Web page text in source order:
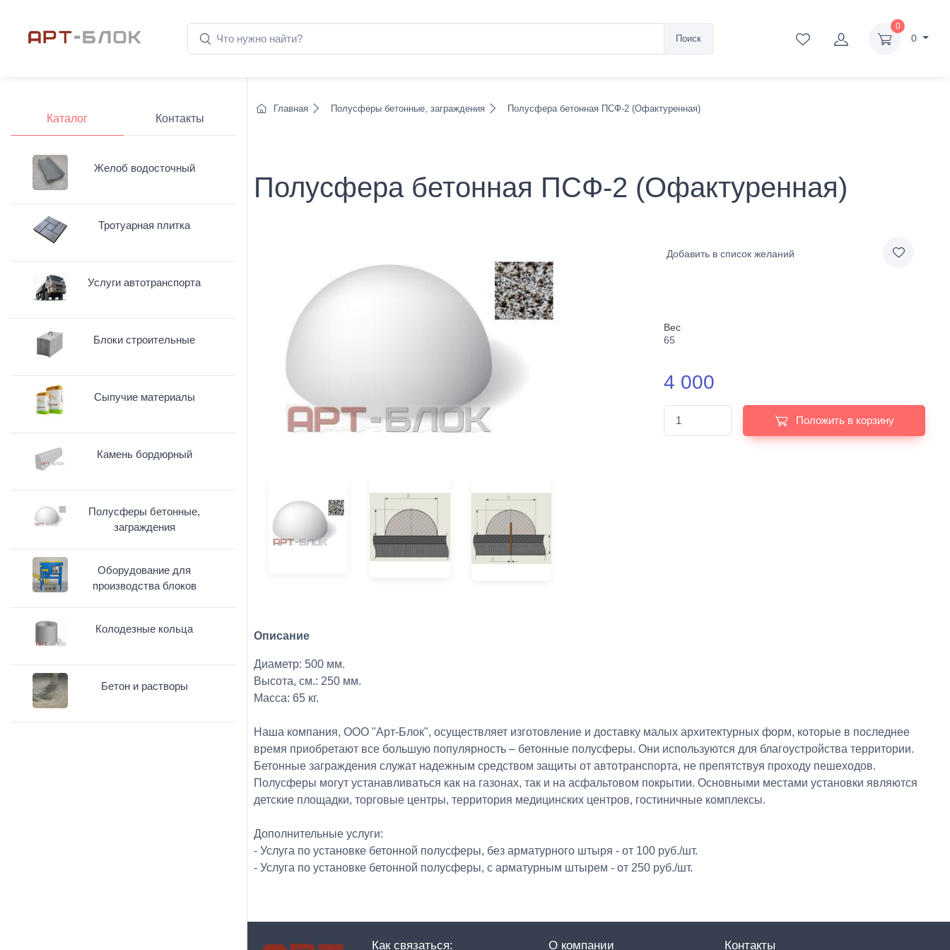
Поиск
0
0
Главная Полусферы бетонные, заграждения Полусфера бетонная ПСФ-2 (Офактуренная)
Полусфера бетонная ПСФ-2 (Офактуренная)
Добавить в список желаний
Вес
65
4 000
Положить в корзину
Описание
Диаметр: 500 мм.
Высота, см.: 250 мм.
Масса: 65 кг.
Наша компания, ООО "Арт-Блок", осуществляет изготовление и доставку малых архитектурных форм, которые в последнее
время приобретают все большую популярность – бетонные полусферы. Они используются для благоустройства территории.
Бетонные заграждения служат надежным средством защиты от автотранспорта, не препятствуя проходу пешеходов.
Полусферы могут устанавливаться как на газонах, так и на асфальтовом покрытии. Основными местами установки являются
детские площадки, торговые центры, территория медицинских центров, гостиничные комплексы.
Дополнительные услуги:
- Услуга по установке бетонной полусферы, без арматурного штыря - от 100 руб./шт.
- Услуга по установке бетонной полусферы, с арматурным штырем - от 250 руб./шт.
Каталог Контакты
Желоб водосточный
Тротуарная плитка
Услуги автотранспорта
Блоки строительные
Сыпучие материалы
Камень бордюрный
Полусферы бетонные,
заграждения
Оборудование для
производства блоков
Колодезные кольца
Бетон и растворы
Как связаться: О компании Контакты